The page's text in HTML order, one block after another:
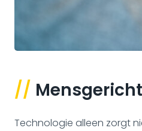
//
Technologie alleen zorgt